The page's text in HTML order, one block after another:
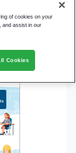
of cookies on your
and assist in our
Cookies